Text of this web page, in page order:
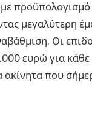
με
μεγαλύτερη
Οι
ευρώ για κάθε
ακίνητα που